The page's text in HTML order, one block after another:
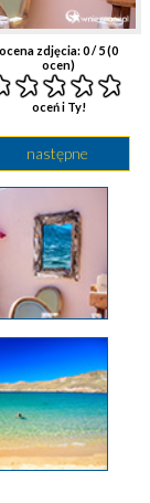
ocena zdjęcia:0/ 5 (0
ocen)
oceń i Ty!
następne